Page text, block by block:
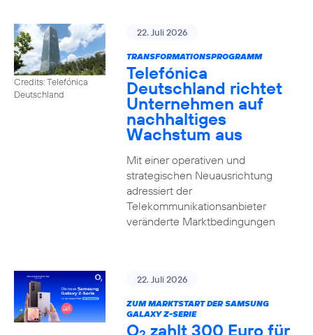
Credits: Telefónica
Deutschland
22. Juli 2026
TRANSFORMATIONSPROGRAMM
Telefónica
Deutschland richtet
Unternehmen auf
nachhaltiges
Wachstum aus
Mit einer operativen und
strategischen Neuausrichtung
adressiert der
Telekommunikationsanbieter
veränderte Marktbedingungen
22. Juli 2026
ZUM MARKTSTART DER SAMSUNG
GALAXY Z-SERIE
O zahlt 300 Euro für